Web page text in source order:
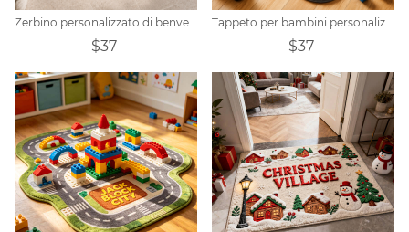
Zerbino personalizzato di benvenuto per tenuta con campo da golf.
$37
Tappeto per bambini personalizzato a tema cantiere.
$37